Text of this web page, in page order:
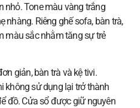
nhỏ. Tone màu vàng trắng
nhàng. Riêng ghế sofa, bàn trà,
màu sắc nhằm tăng sự trẻ
giản, bàn trà và kệ tivi.
không sử dụng lại trở thành
đồ. Cửa sổ được giữ nguyên